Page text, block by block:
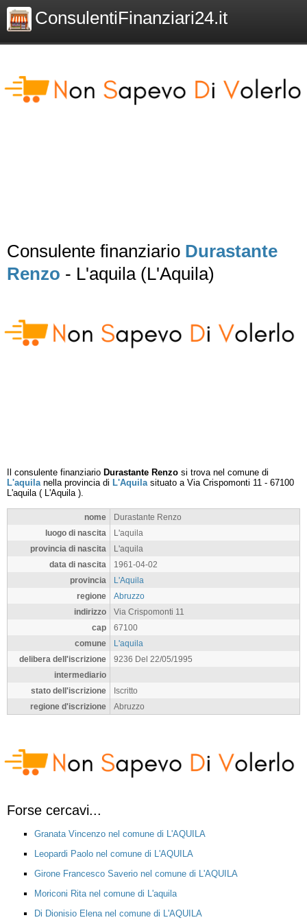
ConsulentiFinanziari24.it
Consulente finanziario Durastante
Renzo - L'aquila (L'Aquila)
Il consulente finanziario Durastante Renzo si trova nel comune di
L'aquilanella provincia di L'Aquilasituato a Via Crispomonti 11 - 67100
L'aquila( L'Aquila).
nome
Durastante Renzo
luogo di nascita
L'aquila
provincia di nascita
L'aquila
data di nascita
1961-04-02
provincia
L'Aquila
regione
Abruzzo
indirizzo
Via Crispomonti 11
cap
67100
comune
L'aquila
delibera dell'iscrizione
9236 Del 22/05/1995
intermediario
stato dell'iscrizione
Iscritto
regione d'iscrizione
Abruzzo
Forse cercavi...
Granata Vincenzo nel comune di L'AQUILA
Leopardi Paolo nel comune di L'AQUILA
Girone Francesco Saverio nel comune di L'AQUILA
Moriconi Rita nel comune di L'aquila
Di Dionisio Elena nel comune di L'AQUILA